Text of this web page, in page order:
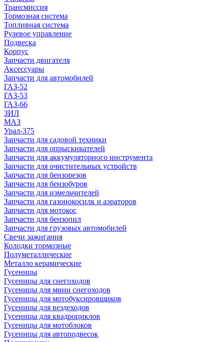
Трансмиссия
Тормозная система
Топливная система
Рулевое управление
Подвеска
Корпус
Запчасти двигателя
Аксессуары
Запчасти для автомобилей
ГАЗ-52
ГАЗ-53
ГАЗ-66
ЗИЛ
МАЗ
Урал-375
Запчасти для садовой техники
Запчасти для опрыскивателей
Запчасти для аккумуляторного инструмента
Запчасти для очистительных устройств
Запчасти для бензорезов
Запчасти для бензобуров
Запчасти для измельчителей
Запчасти для газонокосилк и аэраторов
Запчасти для мотокос
Запчасти для бензопил
Запчасти для грузовых автомобилей
Свечи зажигания
Колодки тормозные
Полуметаллические
Металло керамические
Гусеницы
Гусеницы для снегоходов
Гусеницы для мини снегоходов
Гусеницы для мотобуксировщиков
Гусеницы для вездеходов
Гусеницы для квадроциклов
Гусеницы для мотоблоков
Гусеницы для автоподвесок